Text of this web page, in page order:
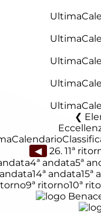
Ultima
Ultima
Ultima
Ultima
Ultima
Calendario
◀
26. 11ª
4ª andata5ª
andata14ª andata15ª
9ª ritorno10ª